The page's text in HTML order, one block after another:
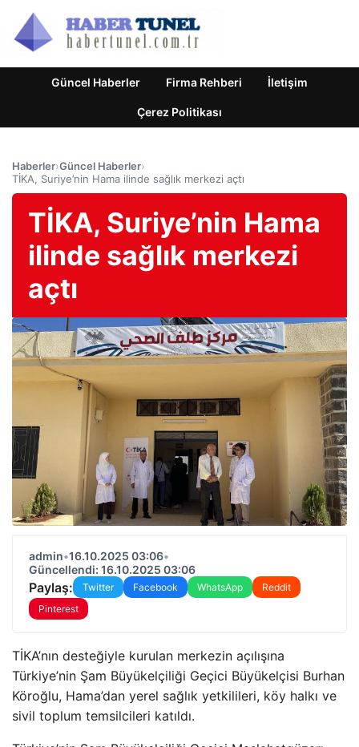
Güncel Haberler Firma Rehberi İletişim
Çerez Politikası
Haberler›Güncel Haberler›
TİKA, Suriye’nin Hama ilinde sağlık merkezi açtı
TİKA, Suriye’nin Hama
ilinde sağlık merkezi
açtı
admin•16.10.2025 03:06•
Güncellendi: 16.10.2025 03:06
Paylaş: Twitter Facebook WhatsApp
Reddit
Pinterest
TİKA’nın desteğiyle kurulan merkezin açılışına
Türkiye’nin Şam Büyükelçiliği Geçici Büyükelçisi Burhan
Köroğlu, Hama’dan yerel sağlık yetkilileri, köy halkı ve
sivil toplum temsilcileri katıldı.